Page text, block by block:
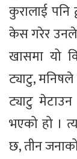
कुरालाई पनि
केस गरेर उनले
खासमा यो
ट्याटु,
ट्याटु
भएको हो ।
छ, तीन